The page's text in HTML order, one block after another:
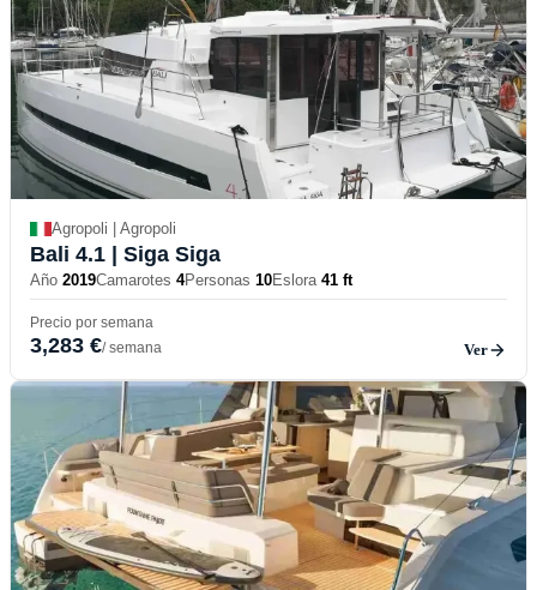
Agropoli | Agropoli
Bali 4.1 | Siga Siga
Año 2019Camarotes 4Personas 10Eslora 41 ft
Precio por semana
3,283 €/ semana Ver